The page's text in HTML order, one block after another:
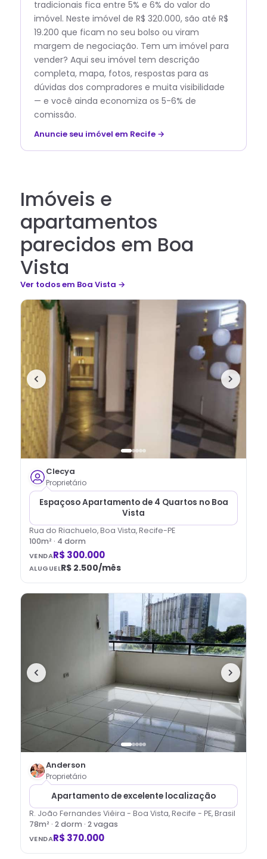
tradicionais fica entre 5% e 6% do valor do
imóvel. Neste imóvel de R$ 320.000, são até R$
19.200 que ficam no seu bolso ou viram
margem de negociação. Tem um imóvel para
vender? Aqui seu imóvel tem descrição
completa, mapa, fotos, respostas para as
dúvidas dos compradores e muita visibilidade
— e você ainda economiza os 5-6% de
comissão.
Anuncie seu imóvel em Recife →
Imóveis e
apartamentos
parecidos em Boa
Vista
Ver todosem Boa Vista →
Clecya
Proprietário
Espaçoso Apartamento de 4 Quartos no Boa
Vista
Rua do Riachuelo, Boa Vista, Recife-PE
100m² · 4 dorm
VENDAR$ 300.000
ALUGUELR$ 2.500/mês
Anderson
Proprietário
Apartamento de excelente localização
R. João Fernandes Viêira - Boa Vista, Recife - PE, Brasil
78m² · 2dorm · 2 vagas
VENDAR$ 370.000